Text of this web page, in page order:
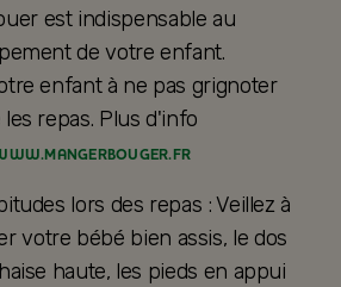
est indispensable au
de votre enfant.
enfant à ne pas grignoter
repas. Plus d'info
lors des repas : Veillez à
votre bébé bien assis, le dos
haute, les pieds en appui